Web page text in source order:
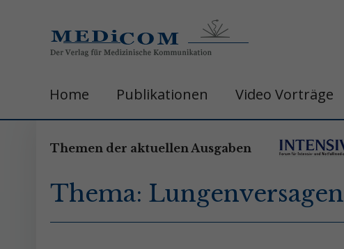
Home Publikationen Video Vorträge
Themen der aktuellen Ausgaben
Thema: Lungenversagen